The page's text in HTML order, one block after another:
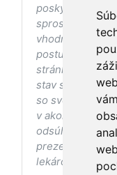
poskytovaniu
vhodných
postupov a
stránke s
stav sa pred
so svojím
v akomkoľvek
odsúhlasenia
prezentovaných
lekárom tieto